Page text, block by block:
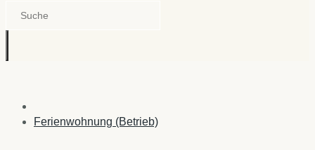
Ferienwohnung (Betrieb)